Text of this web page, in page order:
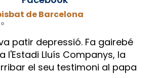
de Barcelona
patir depressió. Fa gairebé
l'Estadi Lluís Companys, la
el seu testimoni al papa